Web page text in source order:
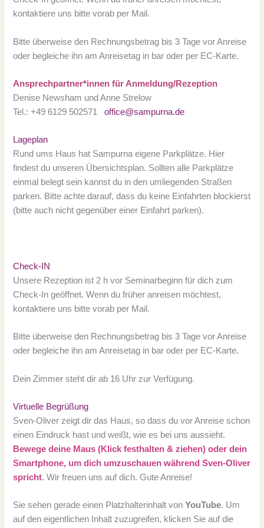
kontaktiere uns bitte vorab per Mail.
Bitte überweise den Rechnungsbetrag bis 3 Tage vor Anreise
oder begleiche ihn am Anreisetag in bar oder per EC-Karte.
Ansprechpartner*innen für Anmeldung/Rezeption
Denise Newsham und Anne Strelow
Tel.: +49 6129 502571office@sampurna.de
Lageplan
Rund ums Haus hat Sampurna eigene Parkplätze. Hier
findest du unseren Übersichtsplan. Sollten alle Parkplätze
einmal belegt sein kannst du in den umliegenden Straßen
parken. Bitte achte darauf, dass du keine Einfahrten blockierst
(bitte auch nicht gegenüber einer Einfahrt parken).
Check-IN
Unsere Rezeption ist 2 h vor Seminarbeginn für dich zum
Check-In geöffnet. Wenn du früher anreisen möchtest,
kontaktiere uns bitte vorab per Mail.
Bitte überweise den Rechnungsbetrag bis 3 Tage vor Anreise
oder begleiche ihn am Anreisetag in bar oder per EC-Karte.
Dein Zimmer steht dir ab 16 Uhr zur Verfügung.
Virtuelle Begrüßung
Sven-Oliver zeigt dir das Haus, so dass du vor Anreise schon
einen Eindruck hast und weißt, wie es bei uns aussieht.
Bewege deine Maus (Klick festhalten & ziehen) oder dein
Smartphone, um dich umzuschauen während Sven-Oliver
spricht.Wir freuen uns auf dich. Gute Anreise!
Sie sehen gerade einen Platzhalterinhalt vonYouTube. Um
auf den eigentlichen Inhalt zuzugreifen, klicken Sie auf die